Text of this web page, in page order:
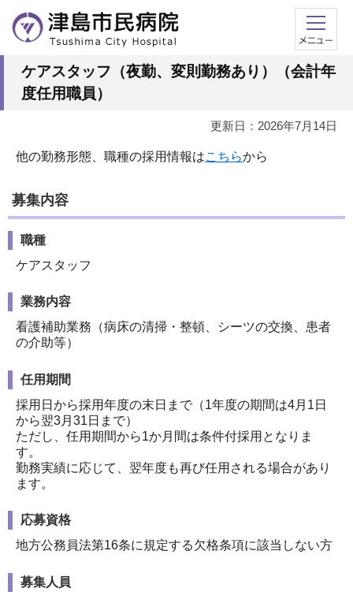
ケアスタッフ（夜勤、変則勤務あり）（会計年
度任用職員）
更新日：2026年7月14日
他の勤務形態、職種の採用情報はこちらから
募集内容
職種
ケアスタッフ
業務内容
看護補助業務（病床の清掃・整頓、シーツの交換、患者
の介助等）
任用期間
採用日から採用年度の末日まで（1年度の期間は4月1日
から翌3月31日まで）
ただし、任用期間から1か月間は条件付採用となりま
す。
勤務実績に応じて、翌年度も再び任用される場合があり
ます。
応募資格
地方公務員法第16条に規定する欠格条項に該当しない方
募集人員